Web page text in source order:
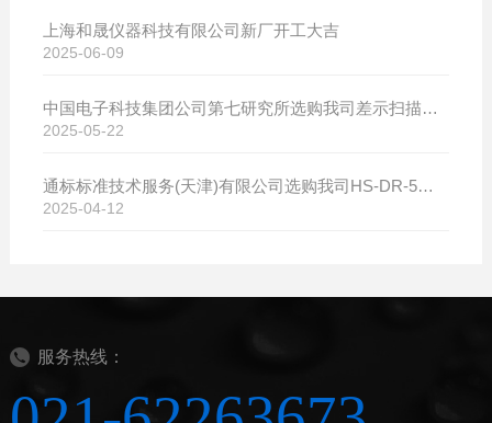
上海和晟仪器科技有限公司新厂开工大吉
2025-06-09
中国电子科技集团公司第七研究所选购我司差示扫描量热仪
2025-05-22
通标标准技术服务(天津)有限公司选购我司HS-DR-5导热系数测试仪
2025-04-12
服务热线：